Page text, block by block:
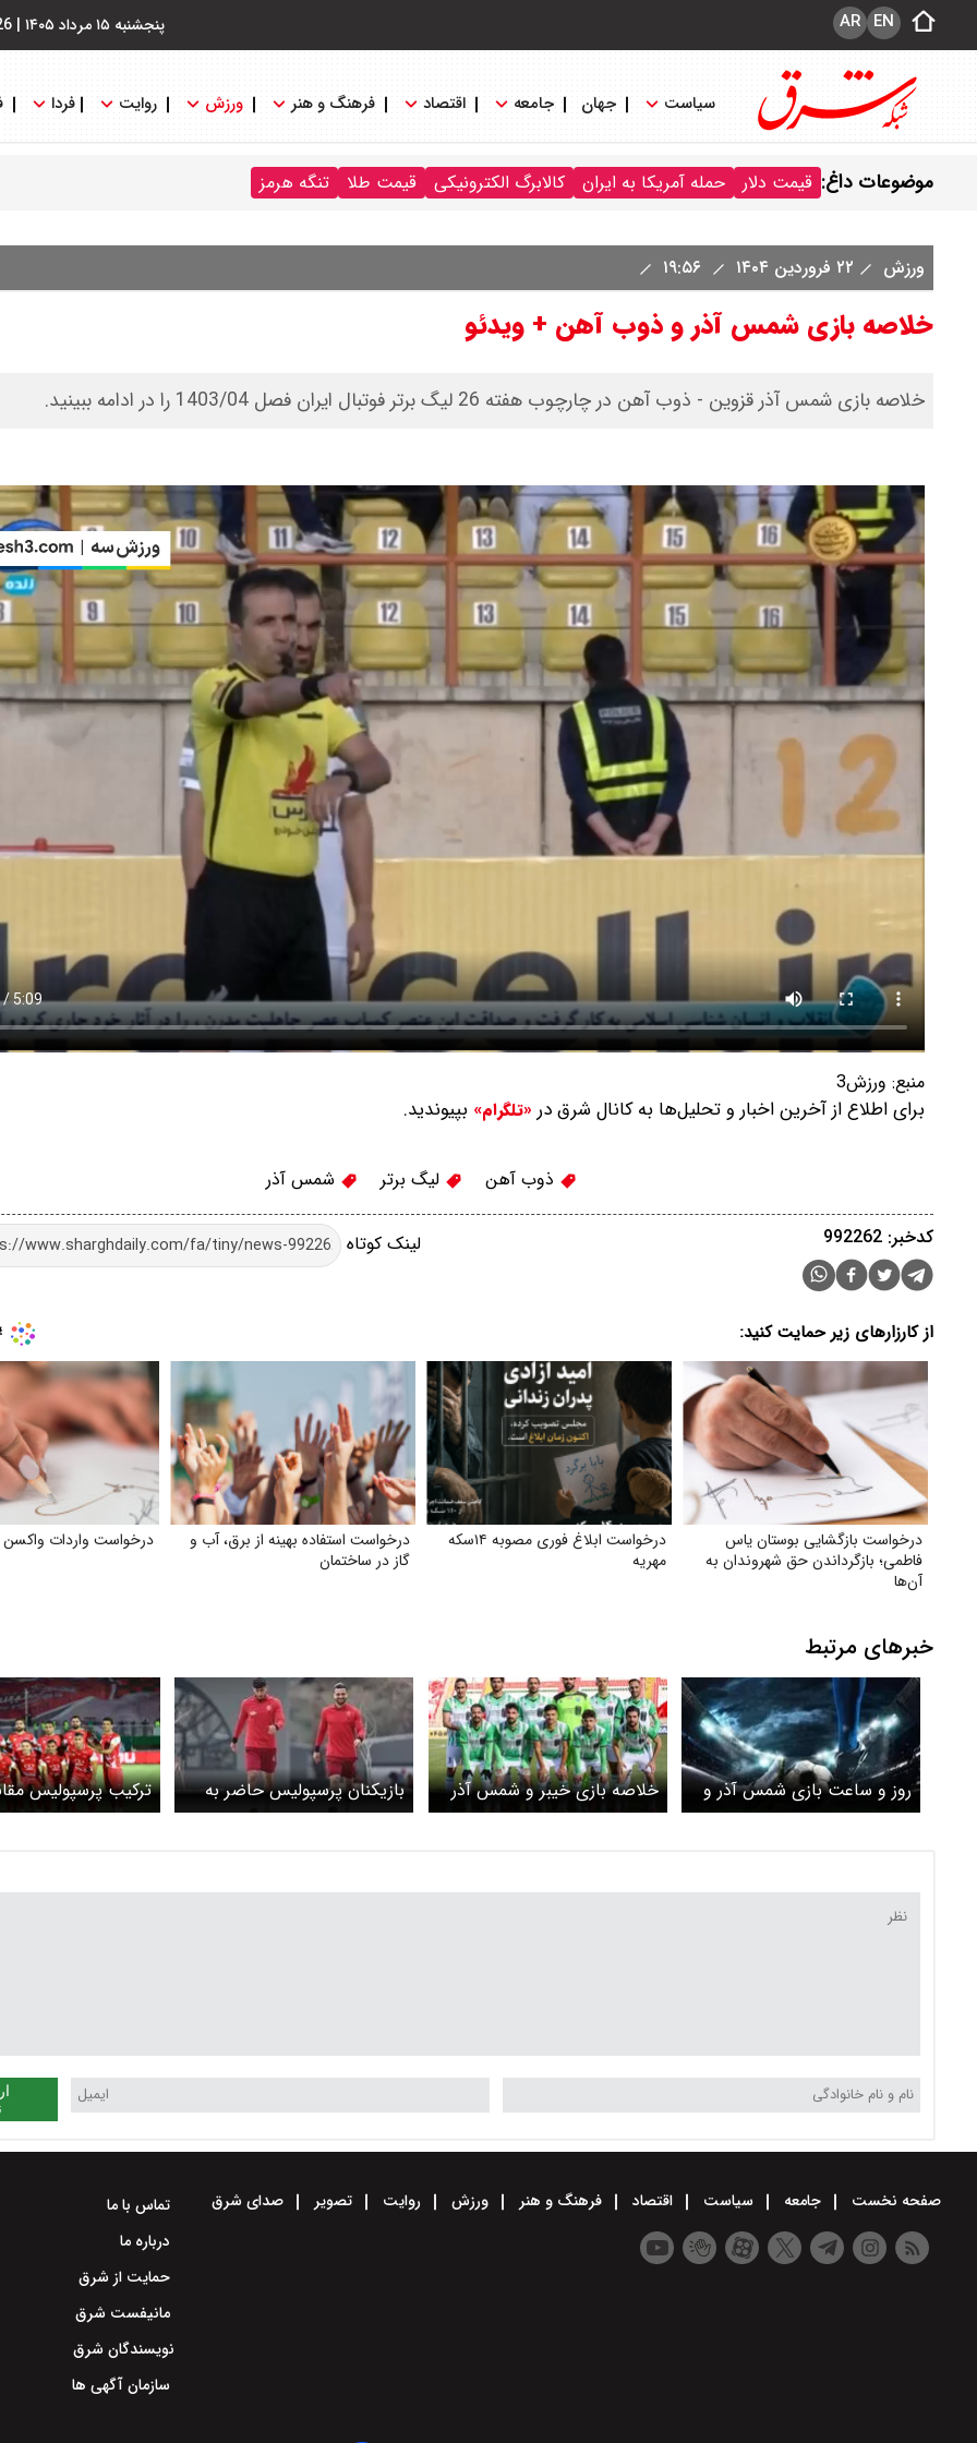
پنجشنبه ۱۵ مرداد ۱۴۰۵ | EN
AR
سیاست جهان جامعه اقتصاد فرهنگ و هنر ورزش روایت فردا
موضوعات داغ: قیمت دلار حمله آمریکا به ایران کالابرگ الکترونیکی قیمت طلا تنگه هرمز
ورزش ۲۲ فروردین ۱۴۰۴
خلاصه بازی شمس آذر و ذوب آهن + ویدئو
خلاصه بازی شمس آذر قزوین - ذوب آهن در چارچوب هفته 26 لیگ برتر فوتبال ایران فصل 1403/04 را در ادامه ببینید.
منبع: ورزش3
برای اطلاع از آخرین اخبار و تحلیل‌ها به کانال شرق در «تلگرام» بپیوندید.
ذوب آهن لیگ برتر شمس آذر
لینک کوتاه کدخبر: 992262
از کارزارهای زیر حمایت کنید:
درخواست بازگشایی بوستان یاس
فاطمی؛ بازگرداندن حق شهروندان به
آن‌ها
درخواست ابلاغ فوری مصوبه ۱۴سکه
مهریه
درخواست استفاده بهینه از برق، آب و
گاز در ساختمان
درخواست واردات واکسن
خبرهای مرتبط
روز و ساعت بازی شمس آذر و
ذوب آهن
خلاصه بازی خیبر و شمس آذر
+ ویدئو
بازیکنان پرسپولیس حاضر به
مصاحبه نشدند+ ویدئو
ترکیب پرسپولیس
آذر
صفحه نخست جامعه سیاست اقتصاد فرهنگ و هنر ورزش روایت تصویر صدای شرق
تماس با ما
درباره ما
حمایت از شرق
مانیفست شرق
نویسندگان شرق
سازمان آگهی ها